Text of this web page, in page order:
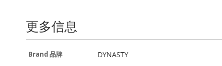
更多信息
更
Brand 品牌 DYNASTY